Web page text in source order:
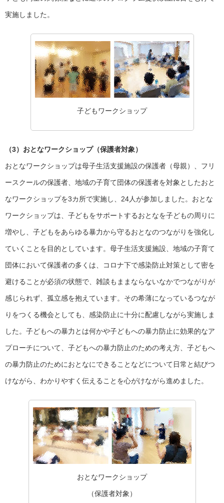
実施しました。
子どもワークショップ
（3）おとなワークショップ（保護者対象）
おとなワークショップは母子生活支援施設の保護者（母親）、フリ
ースクールの保護者、地域の子育て団体の保護者を対象としたおと
なワークショップを3カ所で実施し、24人が参加しました。おとな
ワークショップは、子どもをサポートするおとなを子どもの周りに
増やし、子どもをあらゆる暴力から守るおとなのつながりを強化し
ていくことを目的としています。母子生活支援施設、地域の子育て
団体において保護者の多くは、コロナ下で感染防止対策として密を
避けることが必須の状態で、雑談もままならないなかでつながりが
感じられず、孤立感を抱えています。その希薄になっているつなが
りをつくる機会としても、感染防止に十分に配慮しながら実施しま
した。子どもへの暴力とは何かや子どもへの暴力防止に効果的なア
プローチについて、子どもへの暴力防止のための考え方、子どもへ
の暴力防止のためにおとなにできることなどについて日常と結びつ
けながら、わかりやすく伝えることを心がけながら進めました。
おとなワークショップ
（保護者対象）